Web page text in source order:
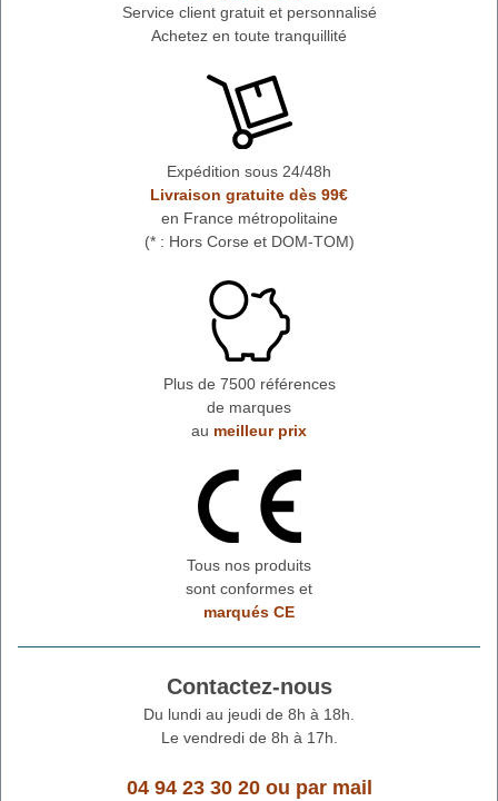
Service client gratuit et personnalisé
Achetez en toute tranquillité
Expédition sous 24/48h
Livraison gratuite dès 99€
en France métropolitaine
(* : Hors Corse et DOM-TOM)
Plus de 7500 références
de marques
au meilleur prix
Tous nos produits
sont conformes et
marqués CE
Contactez-nous
Du lundi au jeudi de 8h à 18h.
Le vendredi de 8h à 17h.
04 94 23 30 20ou par mail